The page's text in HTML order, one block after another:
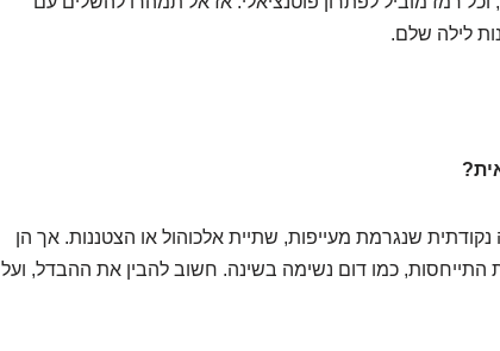
לילה שלם.
שנגרמת מעייפות, שתיית אלכוהול או הצטננות. אך הן
התייחסות, כמו דום נשימה בשינה. חשוב להבין את ההבדל, ועל